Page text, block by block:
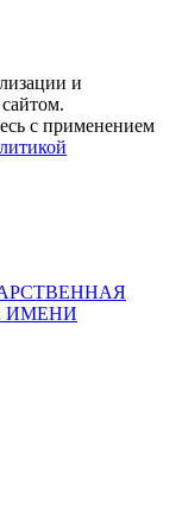
и
с применением
ИМЕНИ